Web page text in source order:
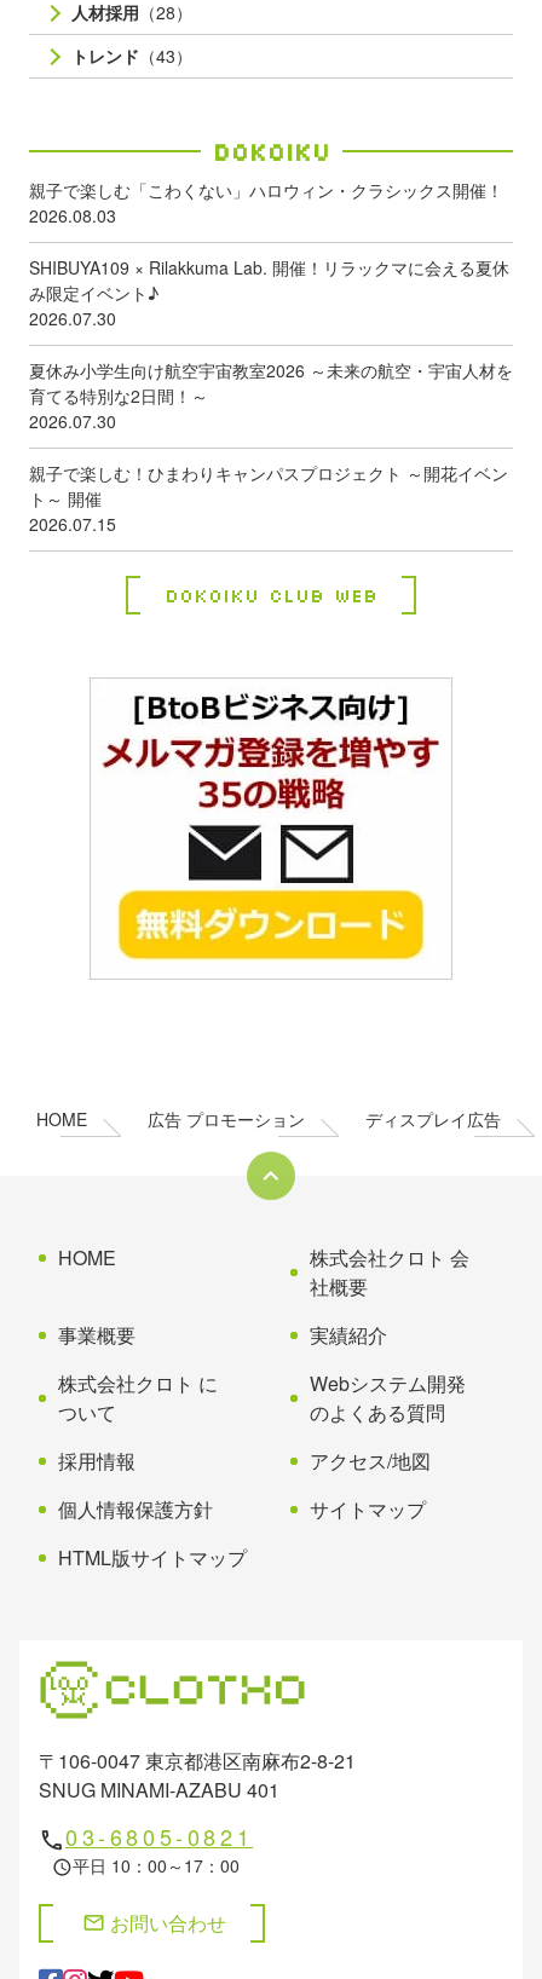
人材採用 （28）
トレンド （43）
Dokoiku
親子で楽しむ「こわくない」ハロウィン・クラシックス開催！
2026.08.03
SHIBUYA109 × Rilakkuma Lab. 開催！リラックマに会える夏休
み限定イベント♪
2026.07.30
夏休み小学生向け航空宇宙教室2026 ～未来の航空・宇宙人材を
育てる特別な2日間！～
2026.07.30
親子で楽しむ！ひまわりキャンパスプロジェクト ～開花イベン
ト～ 開催
2026.07.15
Dokoiku Club Web
HOME 広告 プロモーション ディスプレイ広告
〒106-0047 東京都港区南麻布2-8-21
SNUG MINAMI-AZABU 401
phone03-6805-0821
schedule平日 10：00～17：00
mail お問い合わせ
HOME
株式会社クロト 会
社概要
事業概要
実績紹介
株式会社クロト に
ついて
Webシステム開発
のよくある質問
採用情報
アクセス/地図
個人情報保護方針
サイトマップ
HTML版サイトマップ